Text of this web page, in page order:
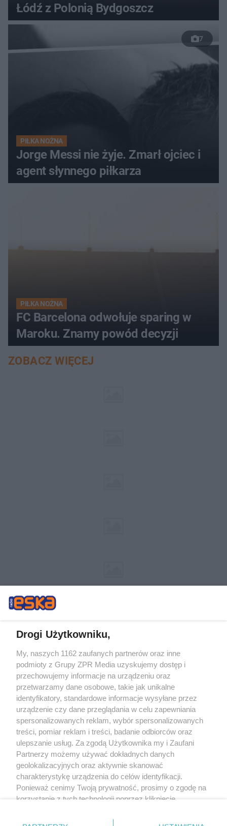
Łódź z Polonią Bydgoszcz
7
PIŁKA NOŻNA
Jorge Messi nie żyje. Zmarł ojciec i
agent słynnego piłkarza
PIŁKA NOŻNA
FC Barcelona odwołuje sparing w
Maroku. Znamy powód decyzji
ZOBACZ WIĘCEJ
Żaden utwór zamieszczony w serwisie nie może być powielany i
rozpowszechniany lub dalej rozpowszechniany w jakikolwiek sposób (w
tym także elektroniczny lub mechaniczny) na jakimkolwiek polu
eksploatacji w jakiejkolwiek formie, włącznie z umieszczaniem w Internecie
bez pisemnej zgody właściciela praw. Jakiekolwiek użycie lub
wykorzystanie utworów w całości lub w części z naruszeniem prawa, tzn.
bez właściwej zgody, jest zabronione pod groźbą kary i może być ścigane
prawnie.
O nas
Drogi Użytkowniku,
My, naszych 1162 zaufanych partnerów oraz inne
podmioty z Grupy ZPR Media uzyskujemy dostęp i
przechowujemy informacje na urządzeniu oraz
przetwarzamy dane osobowe, takie jak unikalne
identyfikatory, standardowe informacje wysyłane przez
urządzenie czy dane przeglądania w celu zapewniania
spersonalizowanych reklam, wybór spersonalizowanych
treści, pomiar reklam i treści, badanie odbiorców oraz
ulepszanie usług. Za zgodą Użytkownika my i Zaufani
Partnerzy możemy używać dokładnych danych
geolokalizacyjnych oraz aktywnie skanować
charakterystykę urządzenia do celów identyfikacji.
Ponieważ cenimy Twoją prywatność, prosimy o zgodę na
korzystanie z tych technologii poprzez kliknięcie
zmienić/wycofać klikając przycisk ustawień prywatności